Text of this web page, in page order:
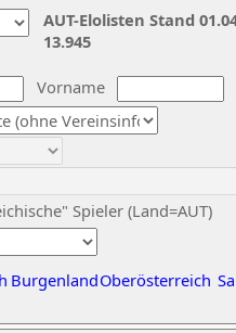
Vorname
Spieler (Land=AUT)
BurgenlandOberösterreich
AUT-Elolisten Stand
13.945